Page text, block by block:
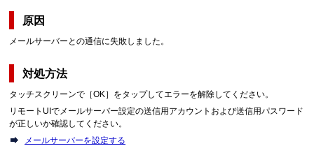
原因
メールサーバーとの通信に失敗しました。
対処方法
タッチスクリーンで［OK］をタップしてエラーを解除してください。
リモートUIでメールサーバー設定の送信用アカウントおよび送信用パスワード
が正しいか確認してください。
メールサーバーを設定する